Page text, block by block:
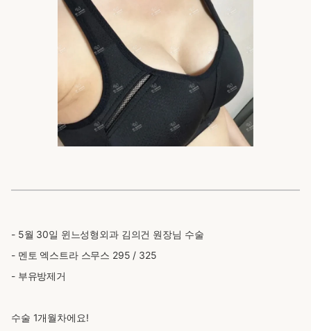
- 5월 30일 윈느성형외과 김의건 원장님 수술
- 멘토 엑스트라 스무스 295 / 325
- 부유방제거
수술 1개월차에요!